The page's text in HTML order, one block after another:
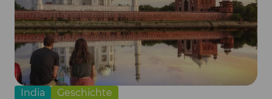
India Geschichte